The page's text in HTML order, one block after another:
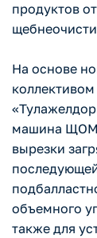
продуктов
На основе
машина
вырезки
объемного
также для